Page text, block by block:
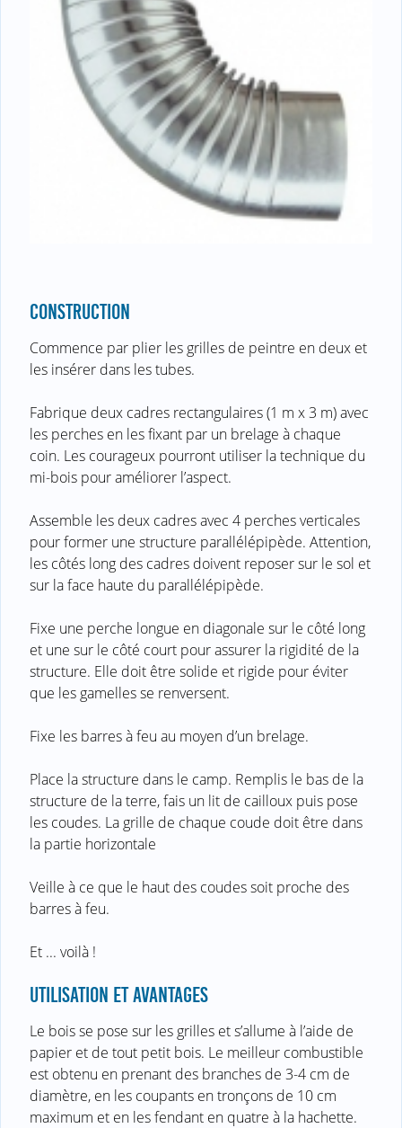
CONSTRUCTION
Commence par plier les grilles de peintre en deux et
les insérer dans les tubes.
Fabrique deux cadres rectangulaires (1 m x 3 m) avec
les perches en les fixant par un brelage à chaque
coin. Les courageux pourront utiliser la technique du
mi-bois pour améliorer l’aspect.
Assemble les deux cadres avec 4 perches verticales
pour former une structure parallélépipède. Attention,
les côtés long des cadres doivent reposer sur le sol et
sur la face haute du parallélépipède.
Fixe une perche longue en diagonale sur le côté long
et une sur le côté court pour assurer la rigidité de la
structure. Elle doit être solide et rigide pour éviter
que les gamelles se renversent.
Fixe les barres à feu au moyen d’un brelage.
Place la structure dans le camp. Remplis le bas de la
structure de la terre, fais un lit de cailloux puis pose
les coudes. La grille de chaque coude doit être dans
la partie horizontale
Veille à ce que le haut des coudes soit proche des
barres à feu.
Et ... voilà !
UTILISATION ET AVANTAGES
Le bois se pose sur les grilles et s’allume à l’aide de
papier et de tout petit bois. Le meilleur combustible
est obtenu en prenant des branches de 3-4 cm de
diamètre, en les coupants en tronçons de 10 cm
maximum et en les fendant en quatre à la hachette.